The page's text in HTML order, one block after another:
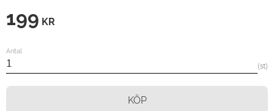
199 KR
Antal
st
KÖP